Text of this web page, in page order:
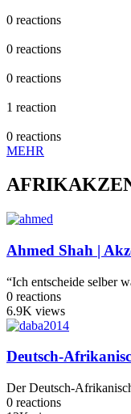
0 reactions
0 reactions
0 reactions
1 reaction
0 reactions
MEHR
Ahmed Shah |
“Ich entscheide selber
0 reactions
6.9K views
Deutsch-
Der Deutsch-
0 reactions